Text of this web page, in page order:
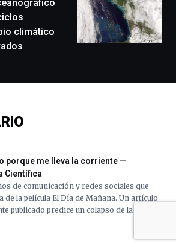
climático
porque me lleva la corriente —
Científica
de comunicación y redes sociales que
de la película El Día de Mañana. Un artículo
publicado predice un colapso de la AMOC